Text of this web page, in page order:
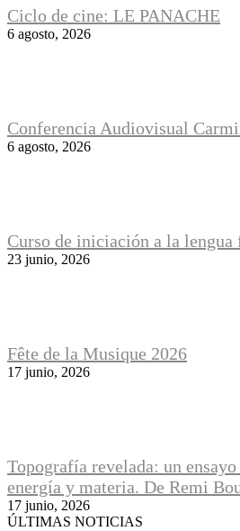
Ciclo de cine: LE PANACHE
6 agosto, 2026
Conferencia Audiovisual
6 agosto, 2026
Curso de iniciación a la
23 junio, 2026
Fête de la Musique 2026
17 junio, 2026
Topografía revelada: un
energía y materia. De Remi
17 junio, 2026
ÚLTIMAS NOTICIAS